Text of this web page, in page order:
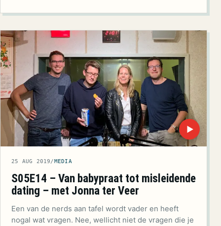
▶
25 AUG 2019/MEDIA
S05E14 – Van babypraat tot misleidende
dating – met Jonna ter Veer
Een van de nerds aan tafel wordt vader en heeft
nogal wat vragen. Nee, wellicht niet de vragen die je